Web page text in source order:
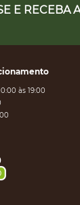
E RECEBA
às 19:00